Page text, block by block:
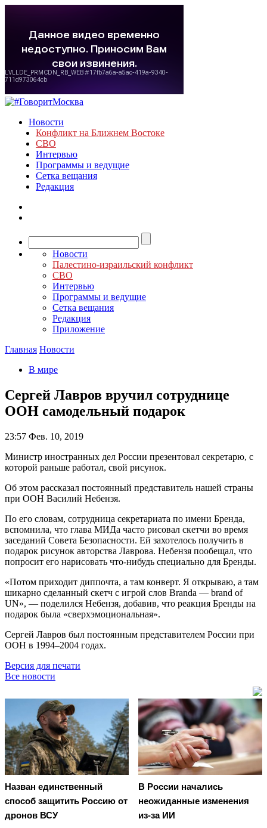
Новости
Конфликт на Ближнем Востоке
СВО
Интервью
Программы и ведущие
Сетка вещания
Редакция
Новости
Палестино-израильский конфликт
СВО
Интервью
Программы и ведущие
Сетка вещания
Редакция
Приложение
Главная Новости
В мире
Сергей Лавров вручил сотруднице
ООН самодельный подарок
23:57 Фев. 10, 2019
Министр иностранных дел России презентовал секретарю, с
которой раньше работал, свой рисунок.
Об этом рассказал постоянный представитель нашей страны
при ООН Василий Небензя.
По его словам, сотрудница секретариата по имени Бренда,
вспомнила, что глава МИДа часто рисовал скетчи во время
заседаний Совета Безопасности. Ей захотелось получить в
подарок рисунок авторства Лаврова. Небензя пообещал, что
попросит его нарисовать что-нибудь специально для Бренды.
«Потом приходит диппочта, а там конверт. Я открываю, а там
шикарно сделанный скетч с игрой слов Branda — brand of
UN», — поделился Небензя, добавив, что реакция Бренды на
подарок была «сверхэмоциональная».
Сергей Лавров был постоянным представителем России при
ООН в 1994–2004 годах.
Версия для печати
Все новости
Назван единственный
способ защитить Россию от
дронов ВСУ
В России начались
неожиданные изменения
из-за ИИ